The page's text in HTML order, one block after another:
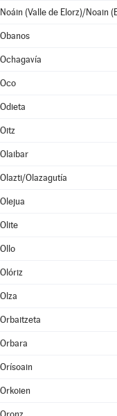
Noáin (Valle de Elorz)/Noain
Obanos
Ochagavía
Oco
Odieta
Oitz
Olaibar
Olazti/Olazagutía
Olejua
Olite
Ollo
Olóriz
Olza
Orbaitzeta
Orbara
Orísoain
Orkoien